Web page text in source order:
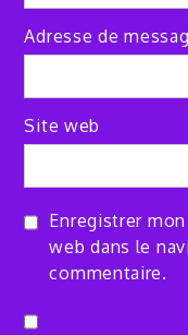
Adresse de
Site web
Enregistrer
web dans le
commentaire.